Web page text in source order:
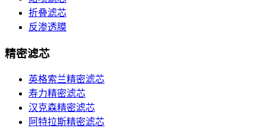
折叠滤芯
反渗透膜
精密滤芯
英格索兰精密滤芯
寿力精密滤芯
汉克森精密滤芯
阿特拉斯精密滤芯